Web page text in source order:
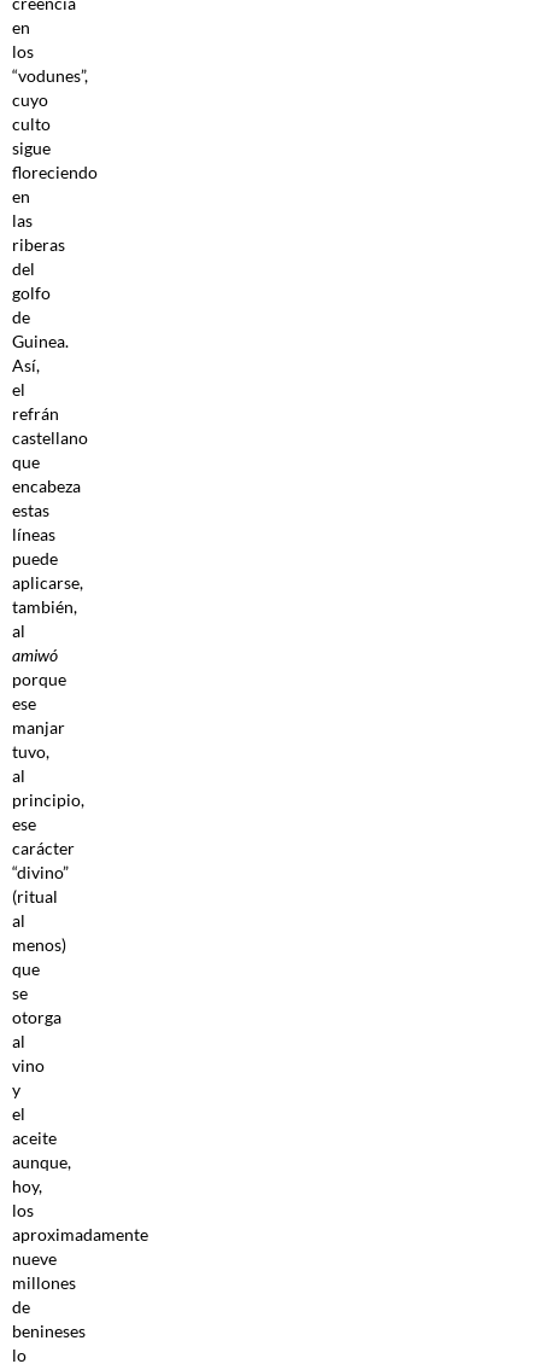
en
los
“vodunes”,
cuyo
culto
sigue
floreciendo
en
las
riberas
del
golfo
de
Guinea.
Así,
el
refrán
castellano
que
encabeza
estas
líneas
puede
aplicarse,
también,
al
amiwó
porque
ese
manjar
tuvo,
al
principio,
ese
carácter
“divino”
(ritual
al
menos)
que
se
otorga
al
vino
y
el
aceite
aunque,
hoy,
los
aproximadamente
nueve
millones
de
benineses
lo